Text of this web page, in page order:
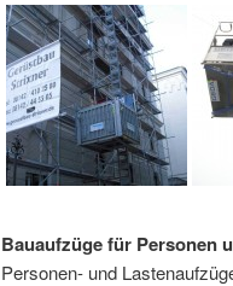
Bauaufzüge für Personen
Personen- und